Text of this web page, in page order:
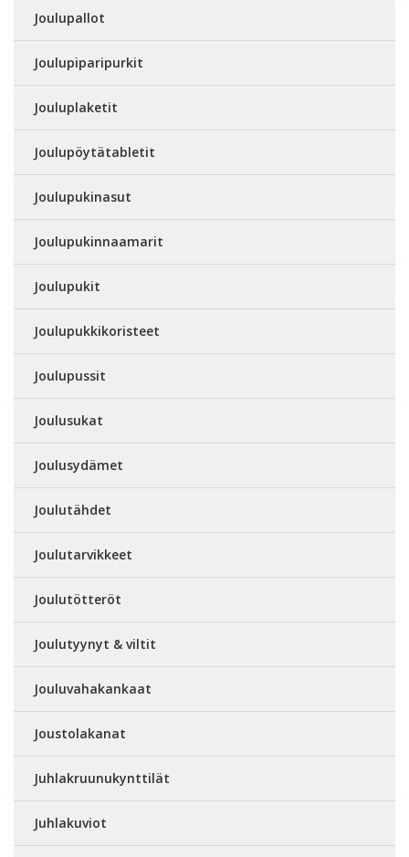
Joulupallot
Joulupiparipurkit
Jouluplaketit
Joulupöytätabletit
Joulupukinasut
Joulupukinnaamarit
Joulupukit
Joulupukkikoristeet
Joulupussit
Joulusukat
Joulusydämet
Joulutähdet
Joulutarvikkeet
Joulutötteröt
Joulutyynyt & viltit
Jouluvahakankaat
Joustolakanat
Juhlakruunukynttilät
Juhlakuviot